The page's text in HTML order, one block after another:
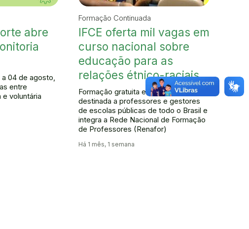
abre
a 04 de agosto,
entre
e voluntária
Formação Continuada
IFCE oferta mil vagas em
curso nacional sobre
educação para as
relações étnico-raciais
Formação gratuita e a distância é
destinada a professores e gestores
de escolas públicas de todo o Brasil e
integra a Rede Nacional de Formação
de Professores (Renafor)
Há 1 mês, 1 semana